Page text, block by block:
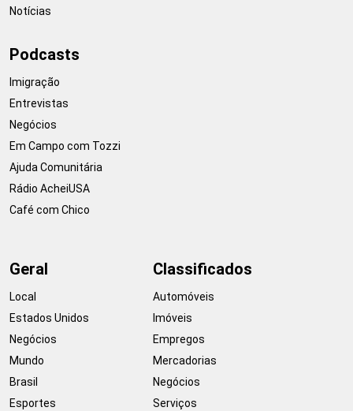
Notícias
Podcasts
Imigração
Entrevistas
Negócios
Em Campo com Tozzi
Ajuda Comunitária
Rádio AcheiUSA
Café com Chico
Geral
Local
Estados Unidos
Negócios
Mundo
Brasil
Esportes
Classificados
Automóveis
Imóveis
Empregos
Mercadorias
Negócios
Serviços